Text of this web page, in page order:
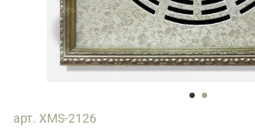
арт. XMS-2126